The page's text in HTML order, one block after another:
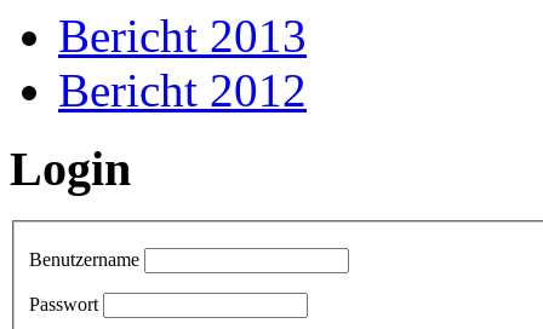
Bericht 2013
Bericht 2012
Login
Benutzername
Passwort